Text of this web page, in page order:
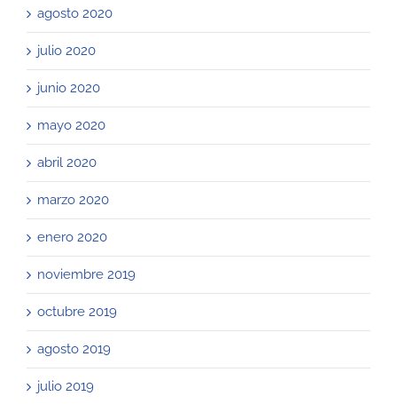
agosto 2020
julio 2020
junio 2020
mayo 2020
abril 2020
marzo 2020
enero 2020
noviembre 2019
octubre 2019
agosto 2019
julio 2019